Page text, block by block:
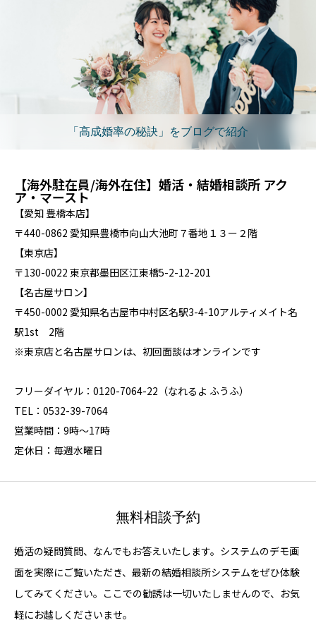
「高成婚率の秘訣」をブログで紹介
【海外駐在員/海外在住】婚活・結婚相談所 アク
ア・マースト
【愛知 豊橋本店】
〒440-0862 愛知県豊橋市向山大池町７番地１３ー２階
【東京店】
〒130-0022 東京都墨田区江東橋5-2-12-201
【名古屋サロン】
〒450-0002 愛知県名古屋市中村区名駅3-4-10アルティメイト名
駅1st 2階
※東京店と名古屋サロンは、初回面談はオンラインです
フリーダイヤル：0120-7064-22（なれるよ ふうふ）
TEL：0532-39-7064
営業時間：9時～17時
定休日：毎週水曜日
無料相談予約
婚活の疑問質問、なんでもお答えいたします。システムのデモ画
面を実際にご覧いただき、最新の結婚相談所システムをぜひ体験
してみてください。ここでの勧誘は一切いたしませんので、お気
軽にお越しくださいませ。